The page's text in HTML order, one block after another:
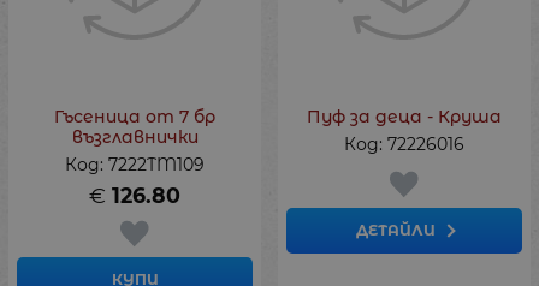
Гъсеница от 7 бр
възглавнички
Код: 7222TM109
126.80
€
КУПИ
Пуф за деца - Круша
Код: 72226016
ДЕТАЙЛИ